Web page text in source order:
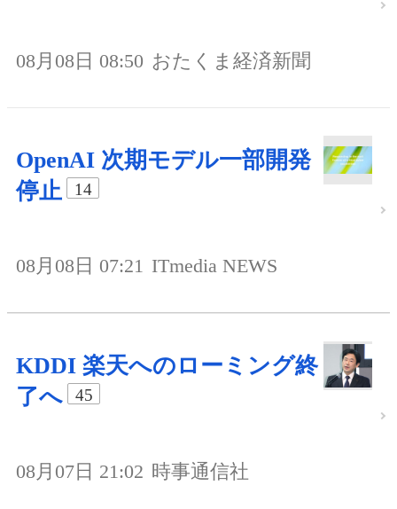
08月08日 08:50 おたくま経済新聞
OpenAI 次期モデル一部開発
停止
14
08月08日 07:21 ITmedia NEWS
KDDI 楽天へのローミング終
了へ
45
08月07日 21:02 時事通信社